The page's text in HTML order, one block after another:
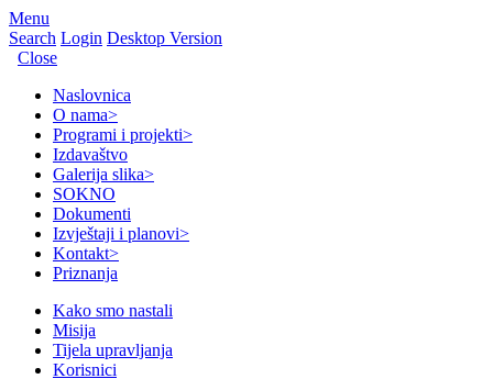
Menu
Search Login Desktop Version
Close
Naslovnica
O nama>
Programi i projekti>
Izdavaštvo
Galerija slika>
SOKNO
Dokumenti
Izvještaji i planovi>
Kontakt>
Priznanja
Kako smo nastali
Misija
Tijela upravljanja
Korisnici